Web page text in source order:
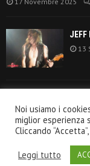
13
30
Noi usiamo i
miglior esperienza
Cliccando
Leggi tutto